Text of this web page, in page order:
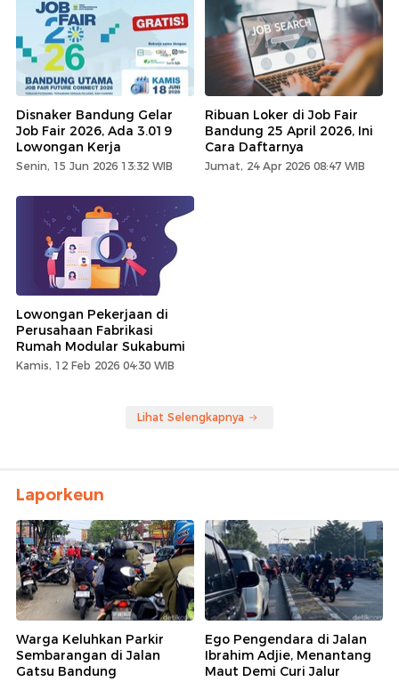
Disnaker Bandung Gelar
Job Fair 2026, Ada 3.019
Lowongan Kerja
Senin, 15 Jun 2026 13:32 WIB
Ribuan Loker di Job Fair
Bandung 25 April 2026, Ini
Cara Daftarnya
Jumat, 24 Apr 2026 08:47 WIB
Lowongan Pekerjaan di
Perusahaan Fabrikasi
Rumah Modular Sukabumi
Kamis, 12 Feb 2026 04:30 WIB
Lihat Selengkapnya
Laporkeun
Warga Keluhkan Parkir
Sembarangan di Jalan
Gatsu Bandung
Ego Pengendara di Jalan
Ibrahim Adjie, Menantang
Maut Demi Curi Jalur